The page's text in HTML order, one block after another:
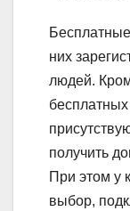
них
людей.
получить
При этом у
выбор,